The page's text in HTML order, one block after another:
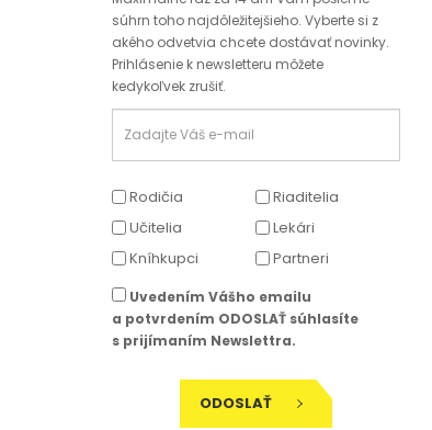
súhrn toho najdôležitejšieho. Vyberte si z
akého odvetvia chcete dostávať novinky.
Prihlásenie k newsletteru môžete
kedykoľvek zrušiť.
Rodičia
Riaditelia
Učitelia
Lekári
Kníhkupci
Partneri
Uvedením Vášho emailu
a potvrdením ODOSLAŤ súhlasíte
s prijímaním Newslettra.
ODOSLAŤ